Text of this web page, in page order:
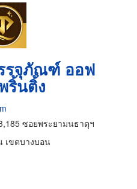
รจุภัณฑ์ ออฟ
ริ้นติ้ง
ซอยพระยามนธาตุฯ
เขตบางบอน